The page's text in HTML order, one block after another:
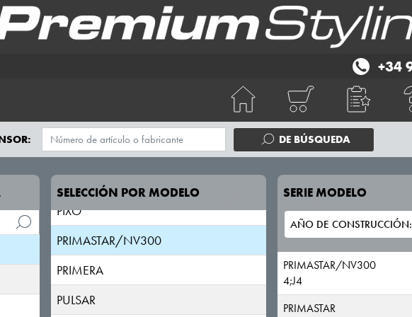
+34
DE BÚSQUEDA
SELECCIÓN POR MODELO
NOTE
PATHFINDER
PATROL
PIXO
PRIMASTAR/NV300
PRIMERA
PULSAR
SERIE MODELO
PRIMASTAR/NV300
4;J4
PRIMASTAR